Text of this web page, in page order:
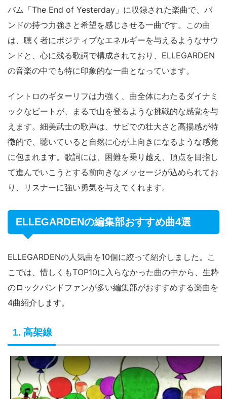
バム「The End of Yesterday」に収録された楽曲で、バ
ンドの持つ力強さと希望を感じさせる一曲です。この曲
は、聴く者にポジティブなエネルギーを与えるようなサウ
ンドと、心に残る歌詞で構成されており、ELLEGARDEN
の音楽の中でも特に印象的な一曲となっています。
イントロのギターリフは力強く、曲全体にわたるダイナミ
ックなビートが、まるで山を登るような挑戦的な感覚を与
えます。細美武士の歌声は、サビでの壮大さと高揚感が特
徴的で、聴いていると自然に心が上向きになるような感覚
に包まれます。歌詞には、困難を乗り越え、頂点を目指し
て進んでいこうとする前向きなメッセージが込められてお
り、リスナーに強い勇気を与えてくれます。
ELLEGARDENの編集部おすすめ曲4選
ELLEGARDENの人気曲を10個に絞って紹介しました。こ
こでは、惜しくもTOP10に入らなかった曲の中から、生粋
のロックバンドファンが多い編集部がおすすめする楽曲を
4曲紹介します。
1. 高架線